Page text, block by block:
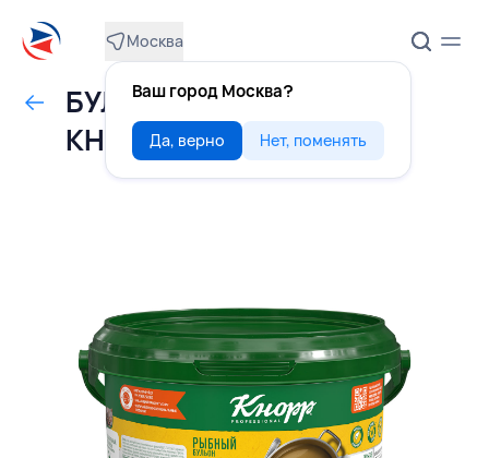
Москва
Ваш город Москва?
Да, верно Нет, поменять
БУЛЬОН рыбный 2 кг,
КНОРР, РОССИЯ